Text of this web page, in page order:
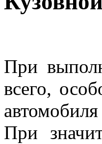
При
всего,
автомобиля
При